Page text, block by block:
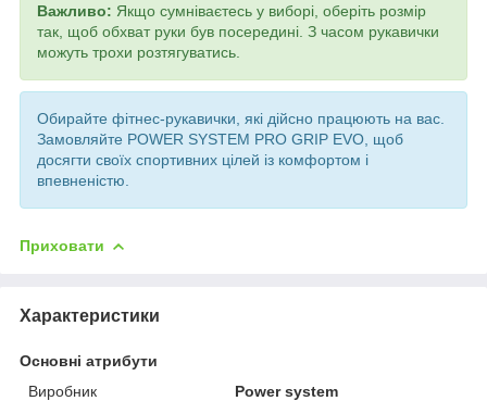
Важливо: Якщо сумніваєтесь у виборі, оберіть розмір
так, щоб обхват руки був посередині. З часом рукавички
можуть трохи розтягуватись.
Обирайте фітнес-рукавички, які дійсно працюють на вас.
Замовляйте POWER SYSTEM PRO GRIP EVO, щоб
досягти своїх спортивних цілей із комфортом і
впевненістю.
Приховати
Характеристики
Основні атрибути
Виробник
Power system